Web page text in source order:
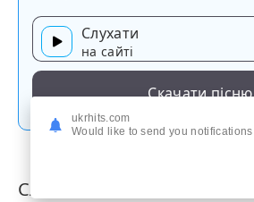
Слухати
на сайті
Скачати пісню
Слова пісні
ukrhits.com
Would like to send you notifications